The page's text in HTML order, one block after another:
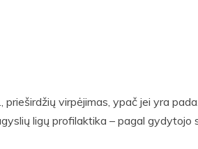
prieširdžių virpėjimas, ypač jei yra
ligų profilaktika – pagal gydytojo